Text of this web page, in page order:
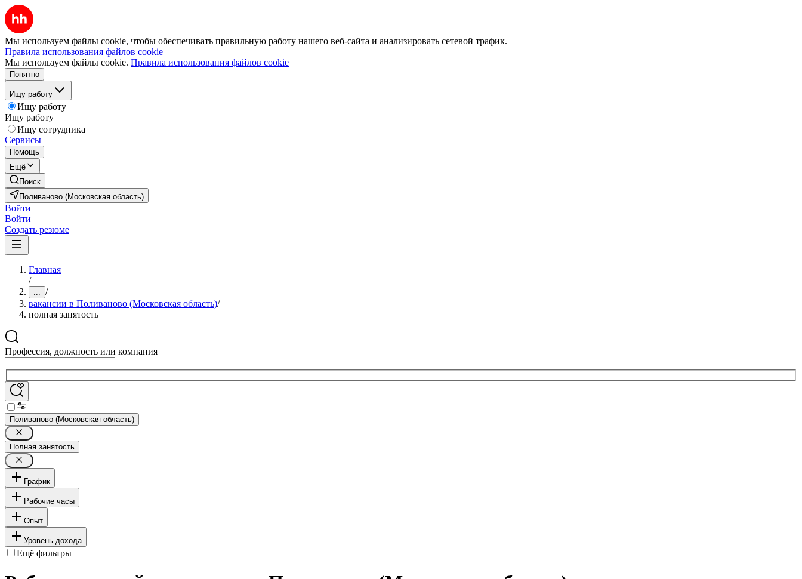
Мы используем файлы cookie, чтобы обеспечивать правильную работу нашего веб-сайта и анализировать сетевой трафик.
Правила использования файлов cookie
Мы используем файлы cookie. Правила использования файлов cookie
Понятно
Ищу работу
Ищу работу
Ищу работу
Ищу сотрудника
Сервисы
Помощь
Ещё
Поиск
Поливаново (Московская область)
Войти
Войти
Создать резюме
Главная
/
... /
вакансии в Поливаново (Московская область)/
полная занятость
Профессия, должность или компания
Поливаново (Московская область)
Полная занятость
График
Рабочие часы
Опыт
Уровень дохода
Ещё фильтры